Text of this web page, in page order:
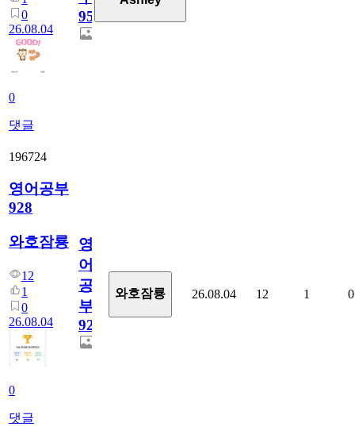
0
26.08.04
0
댓글
95
196724
영어공부
928
와호잠룡
12
1
0
26.08.04
0
댓글
영
어
공
부
928
와호잠룡 26.08.04 12 1 0